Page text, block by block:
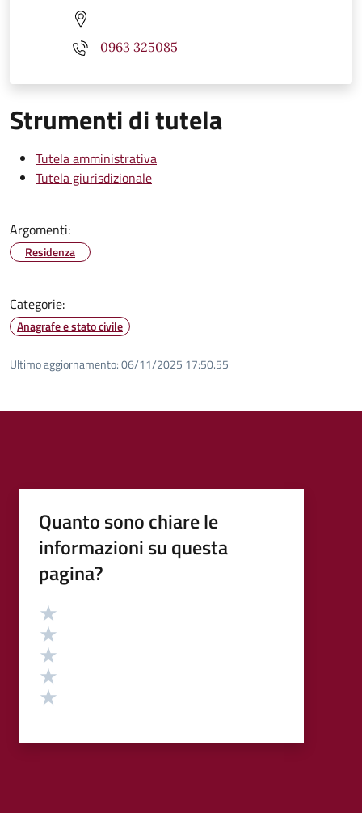
0963 325085
Strumenti di tutela
Tutela amministrativa
Tutela giurisdizionale
Argomenti:
Residenza
Categorie:
Anagrafe e stato civile
Ultimo aggiornamento:06/11/2025 17:50.55
Quanto sono chiare le
informazioni su questa
pagina?
Valutazione